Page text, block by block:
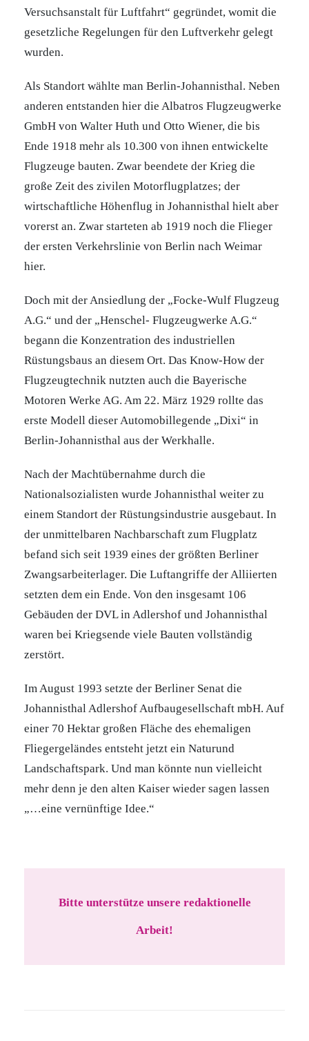
Versuchsanstalt für Luftfahrt“ gegründet, womit die
gesetzliche Regelungen für den Luftverkehr gelegt
wurden.
Als Standort wählte man Berlin-Johannisthal. Neben
anderen entstanden hier die Albatros Flugzeugwerke
GmbH von Walter Huth und Otto Wiener, die bis
Ende 1918 mehr als 10.300 von ihnen entwickelte
Flugzeuge bauten. Zwar beendete der Krieg die
große Zeit des zivilen Motorflugplatzes; der
wirtschaftliche Höhenflug in Johannisthal hielt aber
vorerst an. Zwar starteten ab 1919 noch die Flieger
der ersten Verkehrslinie von Berlin nach Weimar
hier.
Doch mit der Ansiedlung der „Focke-Wulf Flugzeug
A.G.“ und der „Henschel- Flugzeugwerke A.G.“
begann die Konzentration des industriellen
Rüstungsbaus an diesem Ort. Das Know-How der
Flugzeugtechnik nutzten auch die Bayerische
Motoren Werke AG. Am 22. März 1929 rollte das
erste Modell dieser Automobillegende „Dixi“ in
Berlin-Johannisthal aus der Werkhalle.
Nach der Machtübernahme durch die
Nationalsozialisten wurde Johannisthal weiter zu
einem Standort der Rüstungsindustrie ausgebaut. In
der unmittelbaren Nachbarschaft zum Flugplatz
befand sich seit 1939 eines der größten Berliner
Zwangsarbeiterlager. Die Luftangriffe der Alliierten
setzten dem ein Ende. Von den insgesamt 106
Gebäuden der DVL in Adlershof und Johannisthal
waren bei Kriegsende viele Bauten vollständig
zerstört.
Im August 1993 setzte der Berliner Senat die
Johannisthal Adlershof Aufbaugesellschaft mbH. Auf
einer 70 Hektar großen Fläche des ehemaligen
Fliegergeländes entsteht jetzt ein Naturund
Landschaftspark. Und man könnte nun vielleicht
mehr denn je den alten Kaiser wieder sagen lassen
„…eine vernünftige Idee.“
Bitte unterstütze unsere redaktionelle
Arbeit!